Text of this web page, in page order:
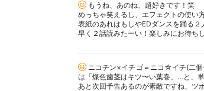
もうね、あのね、超好きです！笑
めっちゃ笑えるし、エフェクトの使い
表紙のあれはもしやEDダンスを踊る
早く２話読みたーい！楽しみにお待ち
ニコチン×イチゴ＝ニコ☆イチ(二
は「煤色歯茎はキツ〜い葉巻」…と、
あと次回予告あるのが素敵ですね、ツ